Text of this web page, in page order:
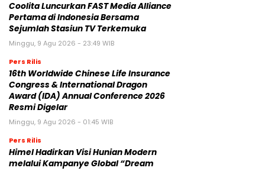
Coolita Luncurkan FAST Media Alliance
Pertama di Indonesia Bersama
Sejumlah Stasiun TV Terkemuka
Minggu, 9 Agu 2026 - 23:49 WIB
Pers Rilis
16th Worldwide Chinese Life Insurance
Congress & International Dragon
Award (IDA) Annual Conference 2026
Resmi Digelar
Minggu, 9 Agu 2026 - 01:45 WIB
Pers Rilis
Himel Hadirkan Visi Hunian Modern
melalui Kampanye Global “Dream